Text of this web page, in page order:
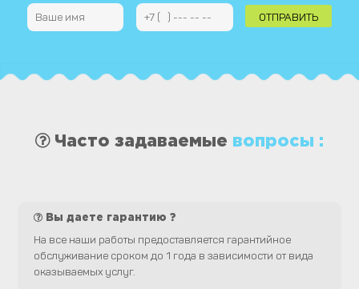
Часто задаваемые вопросы :
Вы даете гарантию ?
На все наши работы предоставляется гарантийное
обслуживание сроком до 1 года в зависимости от вида
оказываемых услуг.